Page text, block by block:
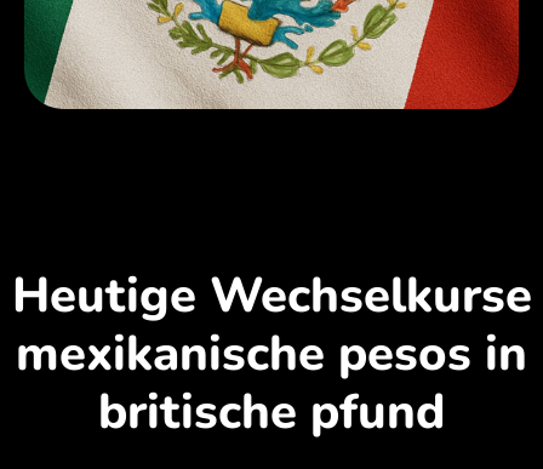
Heutige Wechselkurse
mexikanische pesos in
britische pfund